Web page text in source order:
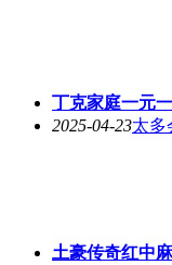
丁克家庭一元
2025-04-23太多
土豪传奇红中